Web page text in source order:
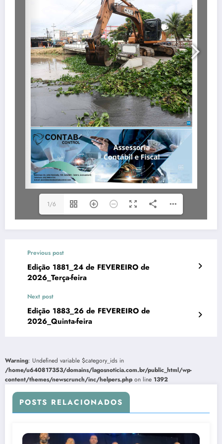
1/6
Previous post
Edição 1881_24 de FEVEREIRO de
2026_Terça-feira
Next post
Edição 1883_26 de FEVEREIRO de
2026_Quinta-feira
Warning: Undefined variable $category_ids in
/home/u640817353/domains/lagosnoticia.com.br/public_html/wp-
content/themes/newscrunch/inc/helpers.php on line 1392
POSTS RELACIONADOS